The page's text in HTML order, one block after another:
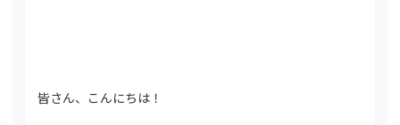
皆さん、こんにちは！